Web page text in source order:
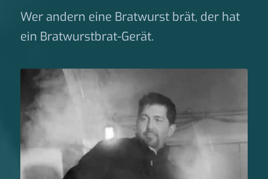
Wer andern eine Bratwurst brät, der hat
ein Bratwurstbrat-Gerät.